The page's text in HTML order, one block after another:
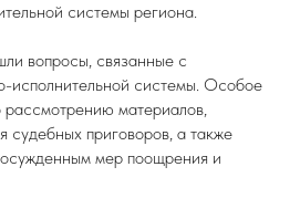
системы региона.
вопросы, связанные с
исполнительной системы. Особое
материалов,
судебных приговоров, а также
мер поощрения и